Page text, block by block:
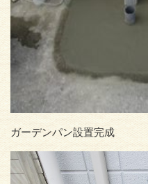
ガーデンパン設置完成